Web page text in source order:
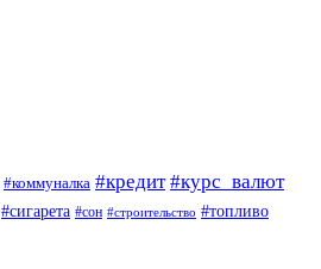
#коммуналка #кредит #курс_валют
#сигарета #сон #строительство #топливо